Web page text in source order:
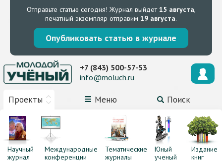
Отправьте статью сегодня! Журнал выйдет15 августа,
печатный экземпляр отправим 19 августа.
Опубликовать статью в журнале
Проекты Меню Поиск
+7 (843) 500-57-53
info@moluch.ru
Научный
журнал
Международные
конференции
Тематические
журналы
Юный
ученый
Издание
книг